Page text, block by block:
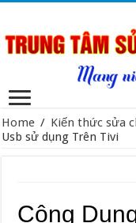
Home / Kiến thức sửa
Usb sử dụng Trên Tivi
Công